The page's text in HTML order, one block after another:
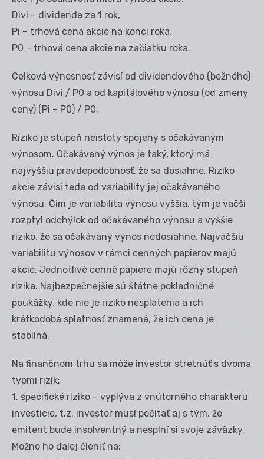
Divi – dividenda za 1 rok,
Pi – trhová cena akcie na konci roka,
P0 – trhová cena akcie na začiatku roka.
Celková výnosnosť závisí od dividendového (bežného)
výnosu Divi / P0 a od kapitálového výnosu (od zmeny
ceny) (Pi – P0) / P0.
Riziko je stupeň neistoty spojený s očakávaným
výnosom. Očakávaný výnos je taký, ktorý má
najvyššiu pravdepodobnosť, že sa dosiahne. Riziko
akcie závisí teda od variability jej očakávaného
výnosu. Čím je variabilita výnosu vyššia, tým je väčší
rozptyl odchýlok od očakávaného výnosu a vyššie
riziko, že sa očakávaný výnos nedosiahne. Najväčšiu
variabilitu výnosov v rámci cenných papierov majú
akcie. Jednotlivé cenné papiere majú rôzny stupeň
rizika. Najbezpečnejšie sú štátne pokladničné
poukážky, kde nie je riziko nesplatenia a ich
krátkodobá splatnosť znamená, že ich cena je
stabilná.
Na finančnom trhu sa môže investor stretnúť s dvoma
typmi rizík:
1. špecifické riziko – vyplýva z vnútorného charakteru
investície, t.z. investor musí počítať aj s tým, že
emitent bude insolventný a nesplní si svoje záväzky.
Možno ho ďalej členiť na: